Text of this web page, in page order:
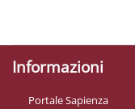
Informazioni
Portale Sapienza